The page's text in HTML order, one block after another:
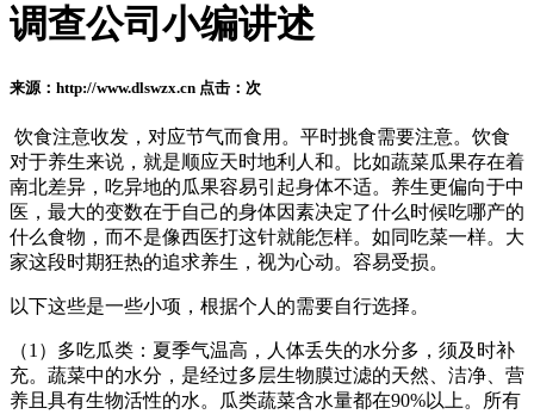
调查公司小编讲述
来源：http://www.dlswzx.cn 点击： 次
饮食注意收发，对应节气而食用。平时挑食需要注意。饮食
对于养生来说，就是顺应天时地利人和。比如蔬菜瓜果存在着
南北差异，吃异地的瓜果容易引起身体不适。养生更偏向于中
医，最大的变数在于自己的身体因素决定了什么时候吃哪产的
什么食物，而不是像西医打这针就能怎样。如同吃菜一样。大
家这段时期狂热的追求养生，视为心动。容易受损。
以下这些是一些小项，根据个人的需要自行选择。
（1）多吃瓜类：夏季气温高，人体丢失的水分多，须及时补
充。蔬菜中的水分，是经过多层生物膜过滤的天然、洁净、营
养且具有生物活性的水。瓜类蔬菜含水量都在90%以上。所有